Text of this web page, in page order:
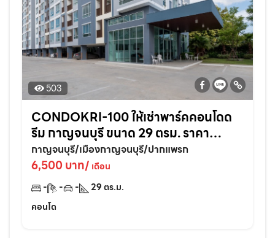
503
CONDOKRI-100 ให้เช่าพาร์คคอนโดด
รีม กาญจนบุรี ขนาด 29 ตรม. ราคา
6,500/เดือน พร้อมเข้าอยู่เฟอร์นิเจอร์ครบ
กาญจนบุรี/เมืองกาญจนบุรี/ปากแพรก
6,500 บาท/ เดือน
-
- - 29ตร.ม.
คอนโด